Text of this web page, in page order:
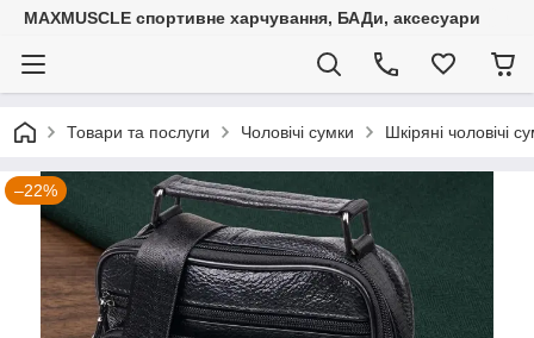
MAXMUSCLE спортивне харчування, БАДи, аксесуари
Товари та послуги Чоловічі сумки Шкіряні чоловічі
–22%